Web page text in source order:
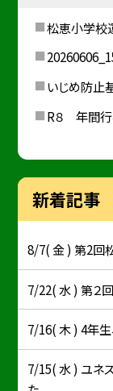
松恵小学校
いじめ防止
R８ 年間
新着記事
8/7( 金 ) 第2回
7/22( 水 ) 第２
7/16( 木 ) 4年生
7/15( 水 ) ユネ